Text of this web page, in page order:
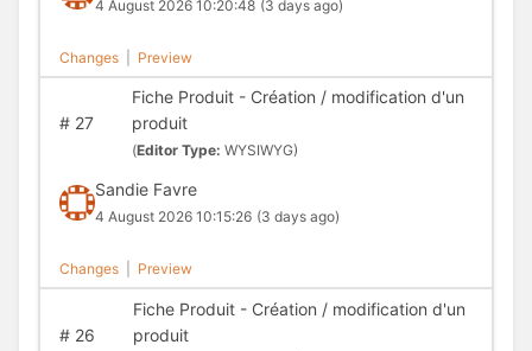
4 August 2026 10:20:48 (3 days ago)
Changes Preview
#27
Fiche Produit - Création / modification d'un
produit
(Editor Type: WYSIWYG)
Sandie Favre
4 August 2026 10:15:26 (3 days ago)
Changes Preview
#26
Fiche Produit - Création / modification d'un
produit